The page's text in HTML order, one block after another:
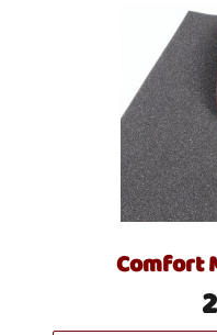
Comfort